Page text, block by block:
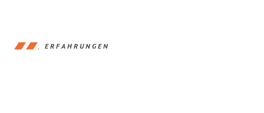
ERFAHRUNGEN